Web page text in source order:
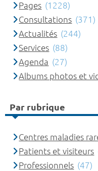
Pages (1228)
Consultations (371)
Actualités (244)
Services (88)
Agenda (27)
Albums photos et
Par rubrique
Centres maladies
Patients et visiteurs
Professionnels (47)